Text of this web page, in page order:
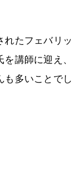
れたフェバリッ
講師に迎え、
も多いことでし